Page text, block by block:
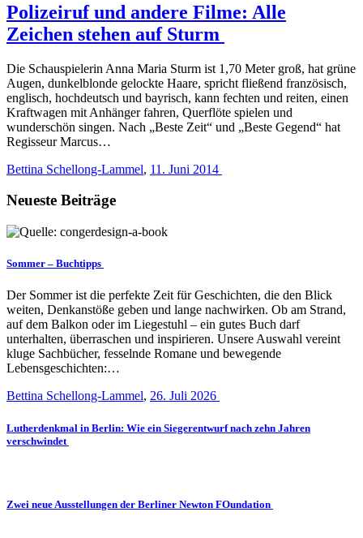
Polizeiruf und andere Filme: Alle
Zeichen stehen auf Sturm
Die Schauspielerin Anna Maria Sturm ist 1,70 Meter groß, hat grüne
Augen, dunkelblonde gelockte Haare, spricht fließend französisch,
englisch, hochdeutsch und bayrisch, kann fechten und reiten, einen
Kraftwagen mit Anhänger fahren, Querflöte spielen und
wunderschön singen. Nach „Beste Zeit“ und „Beste Gegend“ hat
Regisseur Marcus…
Bettina Schellong-Lammel, 11. Juni 2014
Neueste Beiträge
Sommer – Buchtipps
Der Sommer ist die perfekte Zeit für Geschichten, die den Blick
weiten, Denkanstöße geben und lange nachwirken. Ob am Strand,
auf dem Balkon oder im Liegestuhl – ein gutes Buch darf
unterhalten, überraschen und inspirieren. Unsere Auswahl vereint
kluge Sachbücher, fesselnde Romane und bewegende
Lebensgeschichten:…
Bettina Schellong-Lammel, 26. Juli 2026
Lutherdenkmal in Berlin: Wie ein Siegerentwurf nach zehn Jahren
verschwindet
Zwei neue Ausstellungen der Berliner Newton FOundation